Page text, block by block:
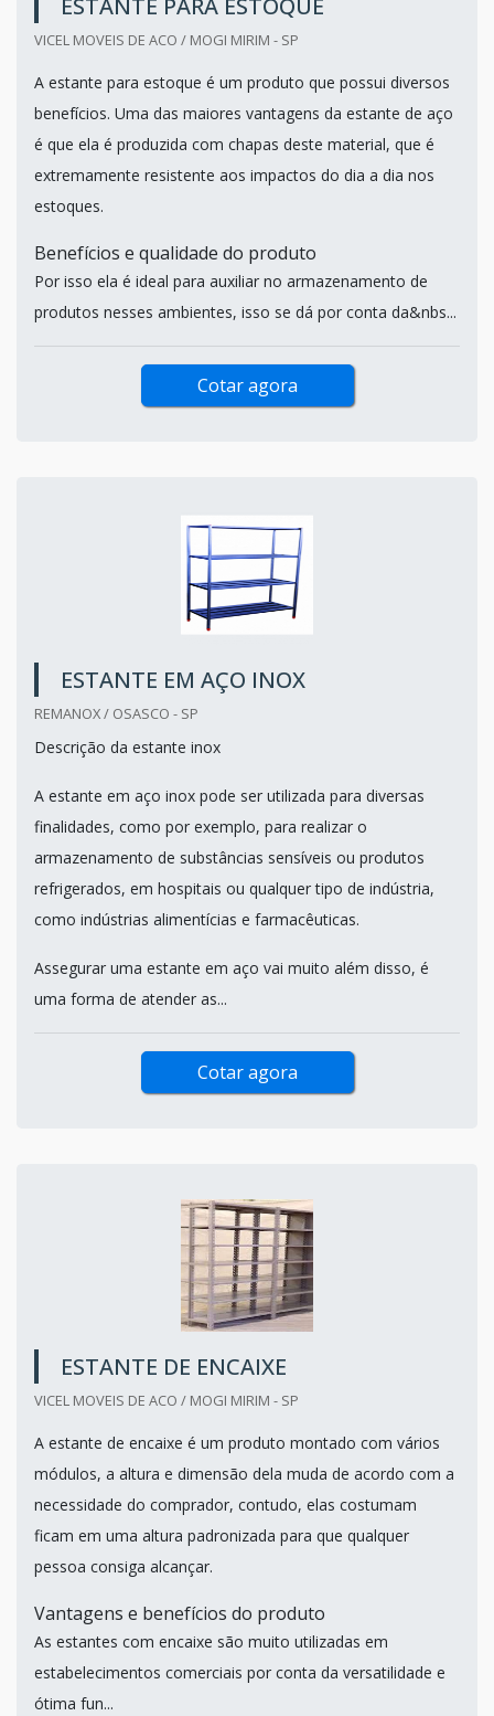
VICEL MOVEIS DE ACO / MOGI MIRIM - SP
A estante para estoque é um produto que possui diversos
benefícios. Uma das maiores vantagens da estante de aço
é que ela é produzida com chapas deste material, que é
extremamente resistente aos impactos do dia a dia nos
estoques.
Benefícios e qualidade do produto
Por isso ela é ideal para auxiliar no armazenamento de
produtos nesses ambientes, isso se dá por conta da&nbs...
Cotar agora
ESTANTE EM AÇO INOX
REMANOX / OSASCO - SP
Descrição da estante inox
A estante em aço inox pode ser utilizada para diversas
finalidades, como por exemplo, para realizar o
armazenamento de substâncias sensíveis ou produtos
refrigerados, em hospitais ou qualquer tipo de indústria,
como indústrias alimentícias e farmacêuticas.
Assegurar uma estante em aço vai muito além disso, é
uma forma de atender as...
Cotar agora
ESTANTE DE ENCAIXE
VICEL MOVEIS DE ACO / MOGI MIRIM - SP
A estante de encaixe é um produto montado com vários
módulos, a altura e dimensão dela muda de acordo com a
necessidade do comprador, contudo, elas costumam
ficam em uma altura padronizada para que qualquer
pessoa consiga alcançar.
Vantagens e benefícios do produto
As estantes com encaixe são muito utilizadas em
estabelecimentos comerciais por conta da versatilidade e
ótima fun...